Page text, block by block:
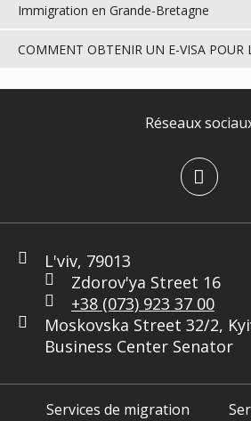
Immigration en Grande-Bretagne
COMMENT OBTENIR UN E-VISA POUR
Réseaux
L'viv, 79013
Zdorov'ya Street 16
+38 (073) 923 37 00
Moskovska Street 32/2,
Business Center Senator
Services de migration